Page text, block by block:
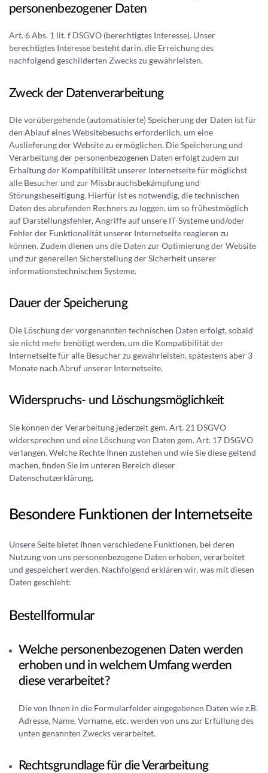
personenbezogener Daten
Art. 6 Abs. 1 lit. f DSGVO (berechtigtes Interesse). Unser
berechtigtes Interesse besteht darin, die Erreichung des
nachfolgend geschilderten Zwecks zu gewährleisten.
Zweck der Datenverarbeitung
Die vorübergehende (automatisierte) Speicherung der Daten ist für
den Ablauf eines Websitebesuchs erforderlich, um eine
Auslieferung der Website zu ermöglichen. Die Speicherung und
Verarbeitung der personenbezogenen Daten erfolgt zudem zur
Erhaltung der Kompatibilität unserer Internetseite für möglichst
alle Besucher und zur Missbrauchsbekämpfung und
Störungsbeseitigung. Hierfür ist es notwendig, die technischen
Daten des abrufenden Rechners zu loggen, um so frühestmöglich
auf Darstellungsfehler, Angriffe auf unsere IT-Systeme und/oder
Fehler der Funktionalität unserer Internetseite reagieren zu
können. Zudem dienen uns die Daten zur Optimierung der Website
und zur generellen Sicherstellung der Sicherheit unserer
informationstechnischen Systeme.
Dauer der Speicherung
Die Löschung der vorgenannten technischen Daten erfolgt, sobald
sie nicht mehr benötigt werden, um die Kompatibilität der
Internetseite für alle Besucher zu gewährleisten, spätestens aber 3
Monate nach Abruf unserer Internetseite.
Widerspruchs- und Löschungsmöglichkeit
Sie können der Verarbeitung jederzeit gem. Art. 21 DSGVO
widersprechen und eine Löschung von Daten gem. Art. 17 DSGVO
verlangen. Welche Rechte Ihnen zustehen und wie Sie diese geltend
machen, finden Sie im unteren Bereich dieser
Datenschutzerklärung.
Besondere Funktionen der Internetseite
Unsere Seite bietet Ihnen verschiedene Funktionen, bei deren
Nutzung von uns personenbezogene Daten erhoben, verarbeitet
und gespeichert werden. Nachfolgend erklären wir, was mit diesen
Daten geschieht:
Bestellformular
Welche personenbezogenen Daten werden
erhoben und in welchem Umfang werden
diese verarbeitet?
Die von Ihnen in die Formularfelder eingegebenen Daten wie z.B.
Adresse, Name, Vorname, etc. werden von uns zur Erfüllung des
unten genannten Zwecks verarbeitet.
Rechtsgrundlage für die Verarbeitung